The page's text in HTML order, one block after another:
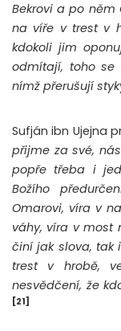
Bekrovi a po něm
na víře v trest v
kdokoli jim
odmítají, toho se
nímž přerušují
Sufján ibn Ujejna
přijme za své,
popře třeba i
Božího
Omarovi, víra v
váhy, víra v most
činí jak slova, tak
trest v hrobě,
nesvědčení, že
[21]